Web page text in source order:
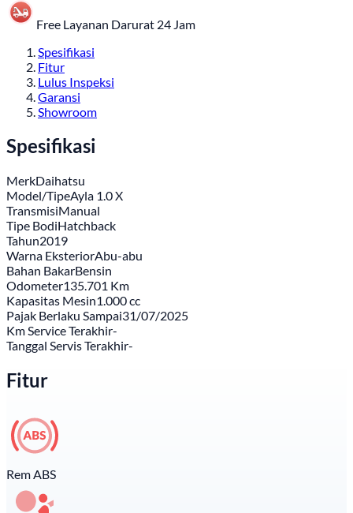
Free Layanan Darurat 24 Jam
Spesifikasi
Fitur
Lulus Inspeksi
Garansi
Showroom
Spesifikasi
MerkDaihatsu
Model/TipeAyla 1.0 X
TransmisiManual
Tipe BodiHatchback
Tahun2019
Warna EksteriorAbu-abu
Bahan BakarBensin
Odometer135.701 Km
Kapasitas Mesin1.000 cc
Pajak Berlaku Sampai31/07/2025
Km Service Terakhir-
Tanggal Servis Terakhir-
Fitur
Rem ABS